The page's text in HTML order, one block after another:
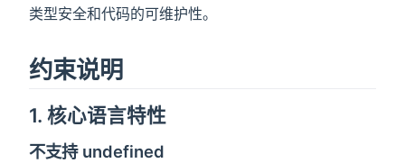
类型安全和代码的可维护性。
约束说明
1. 核心语言特性
不支持 undefined